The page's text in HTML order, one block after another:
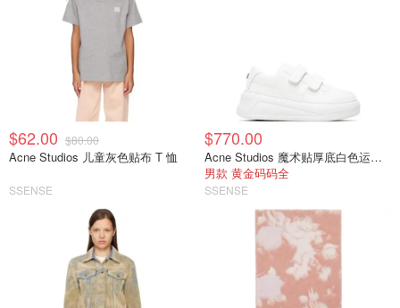
$62.00 $80.00
Acne Studios 儿童灰色贴布 T 恤
SSENSE
$770.00
Acne Studios 魔术贴厚底白色运动鞋
男款 黄金码码全
SSENSE